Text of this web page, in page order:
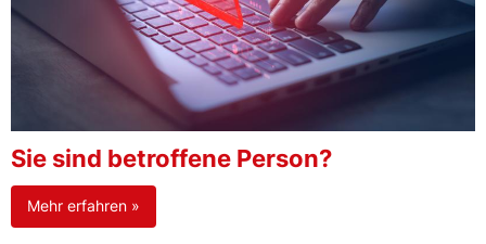
Sie sind betroffene Person?
Mehr erfahren »